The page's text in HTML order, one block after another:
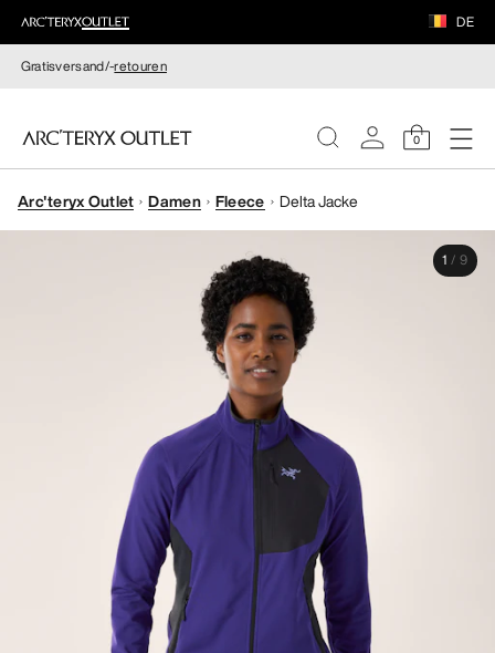
DE
Gratisversand/-retouren
0
DAMEN
Arc'teryx Outlet Damen Fleece Delta Jacke
1 / 9